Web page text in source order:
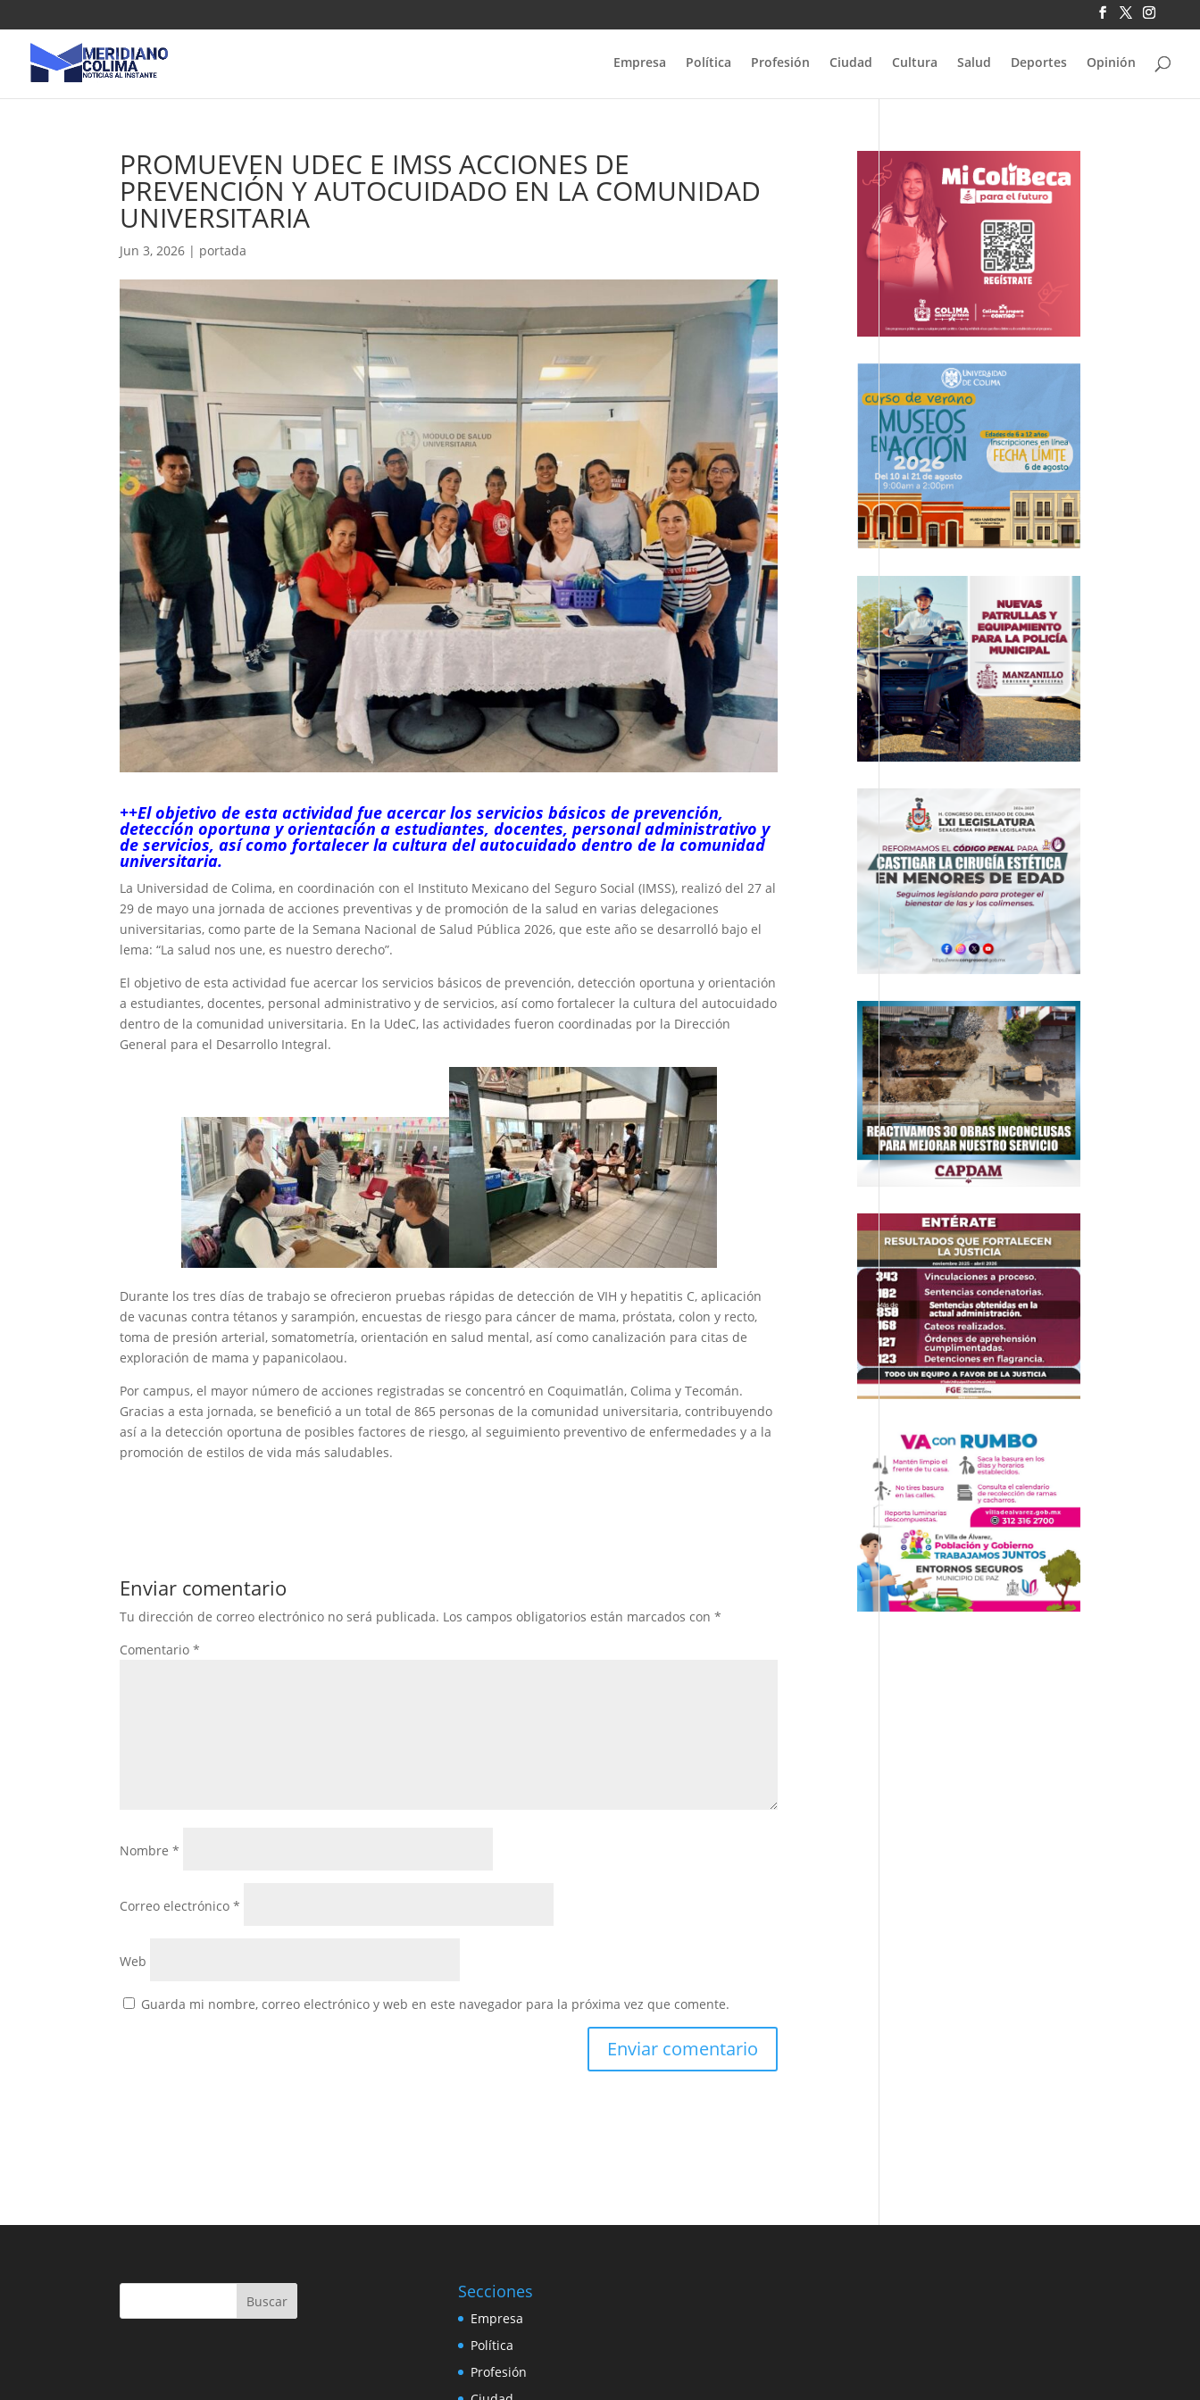
Empresa Política Profesión Ciudad Cultura Salud Deportes Opinión
PROMUEVEN UDEC E IMSS ACCIONES DE
PREVENCIÓN Y AUTOCUIDADO EN LA COMUNIDAD
UNIVERSITARIA
Jun 3, 2026 | portada
++El objetivo de esta actividad fue acercar los servicios básicos de prevención,
detección oportuna y orientación a estudiantes, docentes, personal administrativo y
de servicios, así como fortalecer la cultura del autocuidado dentro de la comunidad
universitaria.
La Universidad de Colima, en coordinación con el Instituto Mexicano del Seguro Social (IMSS), realizó del 27 al
29 de mayo una jornada de acciones preventivas y de promoción de la salud en varias delegaciones
universitarias, como parte de la Semana Nacional de Salud Pública 2026, que este año se desarrolló bajo el
lema: “La salud nos une, es nuestro derecho”.
El objetivo de esta actividad fue acercar los servicios básicos de prevención, detección oportuna y orientación
a estudiantes, docentes, personal administrativo y de servicios, así como fortalecer la cultura del autocuidado
dentro de la comunidad universitaria. En la UdeC, las actividades fueron coordinadas por la Dirección
General para el Desarrollo Integral.
Durante los tres días de trabajo se ofrecieron pruebas rápidas de detección de VIH y hepatitis C, aplicación
de vacunas contra tétanos y sarampión, encuestas de riesgo para cáncer de mama, próstata, colon y recto,
toma de presión arterial, somatometría, orientación en salud mental, así como canalización para citas de
exploración de mama y papanicolaou.
Por campus, el mayor número de acciones registradas se concentró en Coquimatlán, Colima y Tecomán.
Gracias a esta jornada, se benefició a un total de 865 personas de la comunidad universitaria, contribuyendo
así a la detección oportuna de posibles factores de riesgo, al seguimiento preventivo de enfermedades y a la
promoción de estilos de vida más saludables.
Enviar comentario
Tu dirección de correo electrónico no será publicada. Los campos obligatorios están marcados con*
Comentario*
Nombre*
Correo electrónico*
Web
Guarda mi nombre, correo electrónico y web en este navegador para la próxima vez que comente.
Buscar Secciones
Empresa
Política
Profesión